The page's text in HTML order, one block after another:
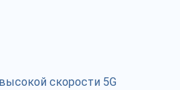
скорости 5G